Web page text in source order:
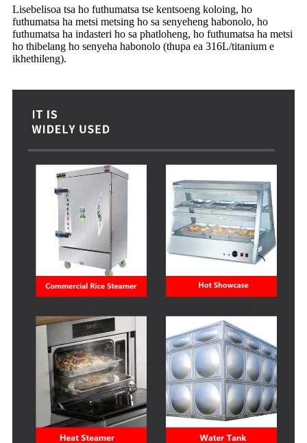
Lisebelisoa tsa ho futhumatsa tse kentsoeng koloing, ho
futhumatsa ha metsi metsing ho sa senyeheng habonolo, ho
futhumatsa ha indasteri ho sa phatloheng, ho futhumatsa ha metsi
ho thibelang ho senyeha habonolo (thupa ea 316L/titanium e
ikhethileng).